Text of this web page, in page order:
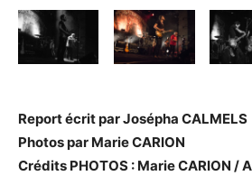
Report écrit par Josépha CALMELS
Photos par Marie CARION
Crédits PHOTOS : Marie CARION /